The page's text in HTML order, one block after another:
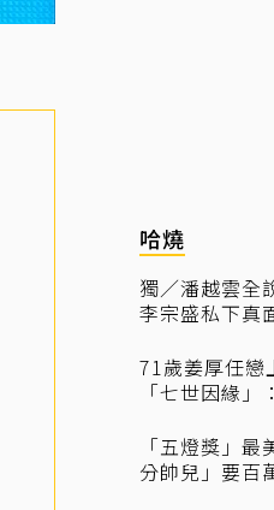
哈燒
獨／潘越雲全
李宗盛私下真
71歲姜厚任
「七世因緣
「五燈獎」
分帥兒」要百